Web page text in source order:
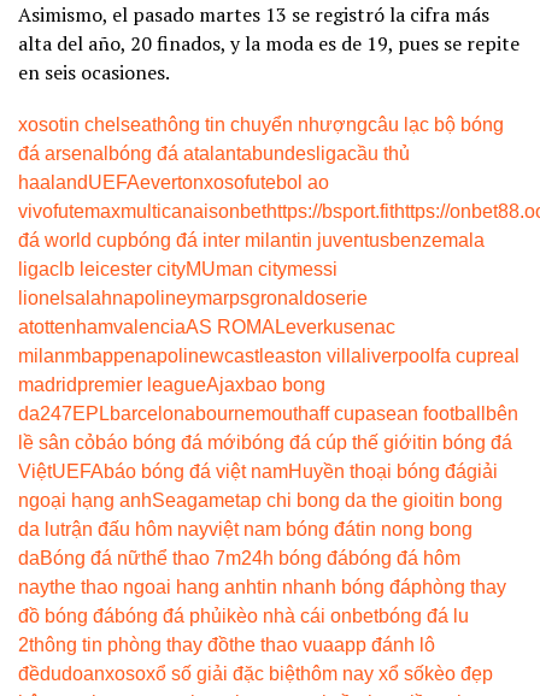
Asimismo, el pasado martes 13 se registró la cifra más
alta del año, 20 finados, y la moda es de 19, pues se repite
en seis ocasiones.
xosotin chelseathông tin chuyển nhượngcâu lạc bộ bóng
đá arsenal bóng đá atalantabundesligacầu thủ
haalandUEFAevertonxosofutebol ao
vivofutemaxmulticanaisonbethttps://bsport.fithttps://
đá world cupbóng đá inter milantin juventusbenzema la
ligaclb leicester cityMUman citymessi
lionel salahnapolineymarpsgronaldoserie
atottenhamvalenciaAS ROMA Leverkusenac
milanmbappenapolinewcastleaston villa liverpool fa cupreal
madridpremier leagueAjaxbao bong
da247EPLbarcelonabournemouthaff cupasean football
bên
lề sân cỏbáo bóng đá mớibóng đá cúp thế giớitin bóng đá
ViệtUEFAbáo bóng đá việt namHuyền thoại bóng đágiải
ngoại hạng anhSeagametap chi bong da the gioitin bong
da lutrận đấu hôm nayviệt nam bóng đátin nong bong
daBóng đá nữthể thao 7m24h bóng đábóng đá hôm
naythe thao ngoai hang anhtin nhanh bóng đáphòng thay
đồ bóng đábóng đá phủikèo nhà cái onbetbóng đá lu
2thông tin phòng thay đồthe thao vuaapp đánh lô
đềdudoanxosoxổ số giải đặc biệthôm nay xổ sốkèo đẹp